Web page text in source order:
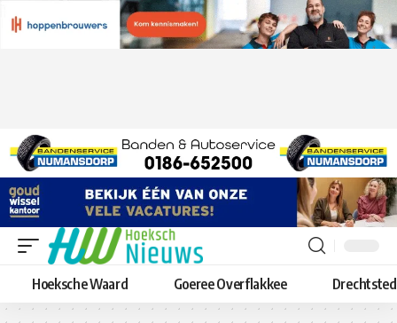
Hoeksche Waard Goeree Overflakkee